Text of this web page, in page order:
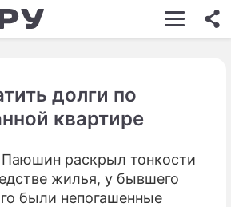
ШОУ-БИЗНЕС
КИНО
НЕДВИЖИМОСТЬ
ЗДОРОВЬЕ
ЭКОНОМИКА
долги по
квартире
раскрыл тонкости
жилья, у бывшего
были непогашенные